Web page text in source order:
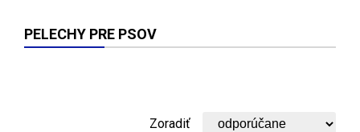
PELECHY PRE PSOV
Zoradiť